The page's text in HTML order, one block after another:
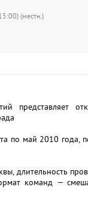
(местн.)
представляет
по май 2010 года,
длительность
команд —